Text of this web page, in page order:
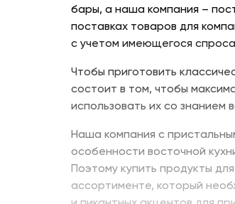
бары, а наша компания –
поставках товаров для
с учетом имеющегося
Чтобы приготовить
состоит в том, чтобы
использовать их со знанием
Наша компания с
особенности восточной
Поэтому купить продукты
ассортименте, который